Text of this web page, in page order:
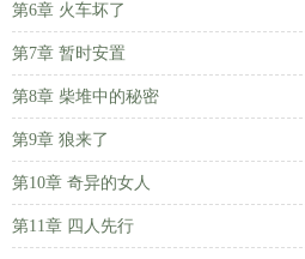
第6章 火车坏了
第7章 暂时安置
第8章 柴堆中的秘密
第9章 狼来了
第10章 奇异的女人
第11章 四人先行